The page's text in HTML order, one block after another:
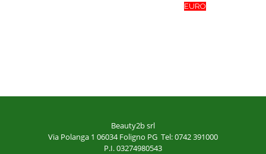
EURO
Beauty2b srl
Via Polanga 1 06034 Foligno PG Tel: 0742 391000
P.I. 03274980543